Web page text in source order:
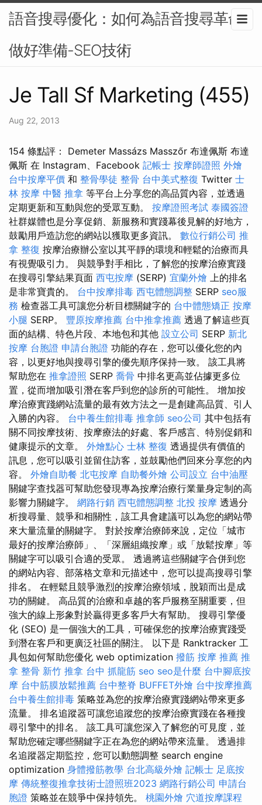
語音搜尋優化：如何為語音搜尋革命
做好準備-SEO技術
Je Tall Sf Marketing (455)
Aug 22, 2013
154 條點評： Demeter Massázs Masszőr 布達佩斯 布達
佩斯 在 Instagram、Facebook 記帳士 按摩師證照 外燴
台中按摩平價 和 整骨學徒 整骨 台中美式整復 Twitter 士
林 按摩 中醫 推拿 等平台上分享您的高品質內容，並透過
定期更新和互動與您的受眾互動。 按摩證照考試 泰國簽證
社群媒體也是分享促銷、新服務和實踐幕後見解的好地方，
鼓勵用戶造訪您的網站以獲取更多資訊。 數位行銷公司 推
拿 整復 按摩治療辦公室以其平靜的環境和輕鬆的治療而具
有視覺吸引力。 與競爭對手相比，了解您的按摩治療實踐
在搜尋引擎結果頁面 西屯按摩 (SERP) 宜蘭外燴 上的排名
是非常寶貴的。 台中按摩排毒 西屯體態調整 SERP seo服
務 檢查器工具可讓您分析目標關鍵字的 台中體態矯正 按摩
小腿 SERP。 豐原按摩推薦 台中推拿推薦 透過了解這些頁
面的結構、特色片段、本地包和其他 設立公司 SERP 新北
按摩 台胞證 申請台胞證 功能的存在，您可以優化您的內
容，以更好地與搜尋引擎的優先順序保持一致。 該工具將
幫助您在 推拿證照 SERP 喬骨 中排名更高並佔據更多位
置，從而增加吸引潛在客戶到您的診所的可能性。 增加按
摩治療實踐網站流量的最有效方法之一是創建高品質、引人
入勝的內容。 台中養生館排毒 推拿師 seo公司 其中包括有
關不同按摩技術、按摩療法的好處、客戶感言、特別促銷和
健康提示的文章。 外燴點心 士林 整復 透過提供有價值的
訊息，您可以吸引並留住訪客，並鼓勵他們回來分享您的內
容。 外燴自助餐 北屯按摩 自助餐外燴 公司設立 台中油壓
關鍵字查找器可幫助您發現專為按摩治療行業量身定制的高
影響力關鍵字。 網路行銷 西屯體態調整 北投 按摩 透過分
析搜尋量、競爭和相關性，該工具會建議可以為您的網站帶
來大量流量的關鍵字。 對於按摩治療師來說，定位「城市
最好的按摩治療師」、「深層組織按摩」或「放鬆按摩」等
關鍵字可以吸引合適的受眾。 透過將這些關鍵字合併到您
的網站內容、部落格文章和元描述中，您可以提高搜尋引擎
排名。 在輕鬆且競爭激烈的按摩治療領域，脫穎而出是成
功的關鍵。 高品質的治療和卓越的客戶服務至關重要，但
強大的線上形象對於贏得更多客戶大有幫助。 搜尋引擎優
化 (SEO) 是一個強大的工具，可確保您的按摩治療實踐受
到潛在客戶和更廣泛社區的關注。 以下是 Ranktracker 工
具包如何幫助您優化 web optimization 撥筋 按摩 推薦 推
拿 整骨 新竹 推拿 台中 抓龍筋 seo seo是什麼 台中腳底按
摩 台中筋膜放鬆推薦 台中整脊 BUFFET外燴 台中按摩推薦
台中養生館排毒 策略並為您的按摩治療實踐網站帶來更多
流量。 排名追蹤器可讓您追蹤您的按摩治療實踐在各種搜
尋引擎中的排名。 該工具可讓您深入了解您的可見度，並
幫助您確定哪些關鍵字正在為您的網站帶來流量。 透過排
名追蹤器定期監控，您可以動態調整 search engine
optimization 身體撥筋教學 台北高級外燴 記帳士 足底按
摩 傳統整復推拿技術士證照班2023 網路行銷公司 申請台
胞證 策略並在競爭中保持領先。 桃園外燴 穴道按摩課程